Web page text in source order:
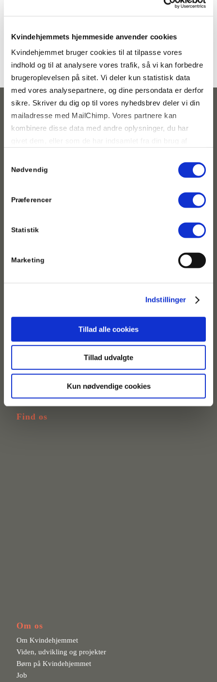
Kvindehjemmets hjemmeside anvender cookies
Kvindehjemmet bruger cookies til at tilpasse vores
indhold og til at analysere vores trafik, så vi kan forbedre
brugeroplevelsen på sitet. Vi deler kun statistisk data
med vores analysepartnere, og dine persondata er derfor
sikre. Skriver du dig op til vores nyhedsbrev deler vi din
mailadresse med MailChimp. Vores partnere kan
kombinere disse data med andre oplysninger, du har
Nødvendig
Præferencer
Statistik
Marketing
Indstillinger
Tillad alle cookies
Tillad udvalgte
Kun nødvendige cookies
Kvindehjemmet er gået sammen med Danner og
der skal undersøge voldens konsekvenser for
kvinder på krisecenter.
Kontakt os
det kræver ingen henvisning.
hotline@kvindehjemmet.dk
kvh@kvindehjemmet.dk
Find os
Om os
Om Kvindehjemmet
Viden, udvikling og projekter
Børn på Kvindehjemmet
Job